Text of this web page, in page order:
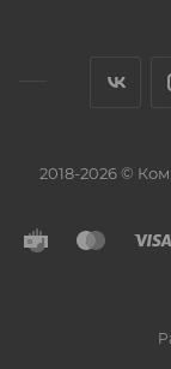
2018-2026 ©